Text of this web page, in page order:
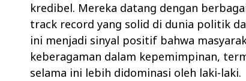
kredibel. Mereka datang dengan
track record yang solid di dunia politik
ini menjadi sinyal positif bahwa
keberagaman dalam kepemimpinan,
selama ini lebih didominasi oleh laki-laki.